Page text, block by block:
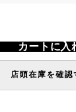
カートに入
店頭在庫を確認